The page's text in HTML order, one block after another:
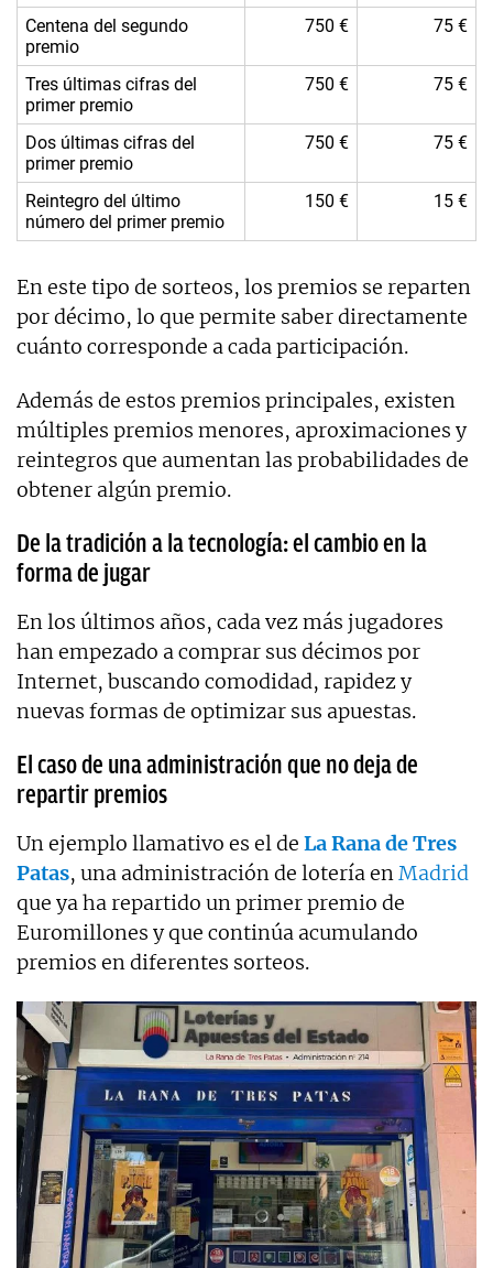
Centena del segundo
premio
750 € 75 €
Tres últimas cifras del
primer premio
750 € 75 €
Dos últimas cifras del
primer premio
750 € 75 €
Reintegro del último
número del primer premio
150 € 15 €
En este tipo de sorteos, los premios se reparten
por décimo, lo que permite saber directamente
cuánto corresponde a cada participación.
Además de estos premios principales, existen
múltiples premios menores, aproximaciones y
reintegros que aumentan las probabilidades de
obtener algún premio.
De la tradición a la tecnología: el cambio en la
forma de jugar
En los últimos años, cada vez más jugadores
han empezado a comprar sus décimos por
Internet, buscando comodidad, rapidez y
nuevas formas de optimizar sus apuestas.
El caso de una administración que no deja de
repartir premios
Un ejemplo llamativo es el de La Rana de Tres
Patas, una administración de lotería enMadrid
que ya ha repartido un primer premio de
Euromillones y que continúa acumulando
premios en diferentes sorteos.